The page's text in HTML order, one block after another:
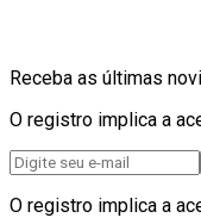
Receba as últimas
O registro implica a
O registro implica a